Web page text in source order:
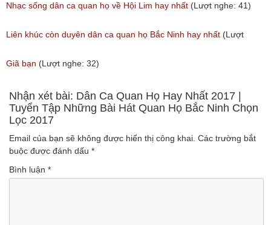
(Lượt nghe: 31)
(Lượt nghe: 214)
Nhạc sống dân ca quan họ về Hội Lim hay nhất (Lượt nghe: 41)
Liên khúc còn duyên dân ca quan họ Bắc Ninh hay nhất (Lượt
nghe: 108)
Giã bạn (Lượt nghe: 32)
Nhận xét bài: Dân Ca Quan Họ Hay Nhất 2017 |
Tuyển Tập Những Bài Hát Quan Họ Bắc Ninh Chọn
Lọc 2017
Email của bạn sẽ không được hiển thị công khai. Các trường bắt
buộc được đánh dấu *
Bình luận *